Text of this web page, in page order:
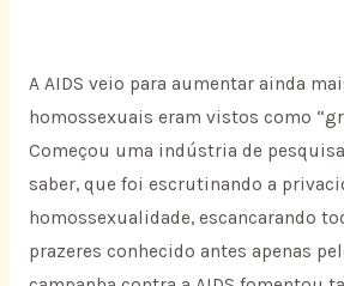
A AIDS veio para aumentar ainda
homossexuais eram vistos como
Começou uma indústria de
saber, que foi escrutinando a
homossexualidade, escancarando
prazeres conhecido antes apenas